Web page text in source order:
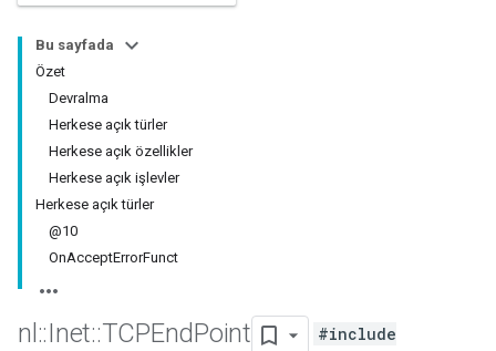
Bu sayfada
Özet
Devralma
Herkese açık türler
Herkese açık özellikler
Herkese açık işlevler
Herkese açık türler
@10
OnAcceptErrorFunct
nl ::Inet::TCPEndPoint
#include